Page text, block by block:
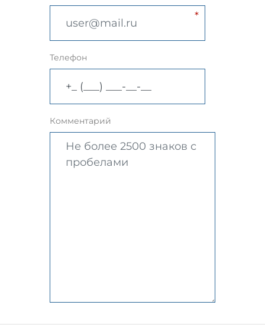
Телефон
Комментарий